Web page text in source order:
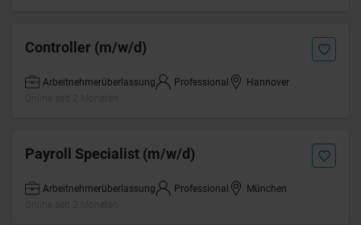
Controller (m/w/d)
Arbeitnehmerüberlassung Professional
Hannover
Payroll Specialist (m/w/d)
Arbeitnehmerüberlassung Professional
München